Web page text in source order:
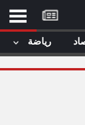
رياضة
موقع
كل
يوم